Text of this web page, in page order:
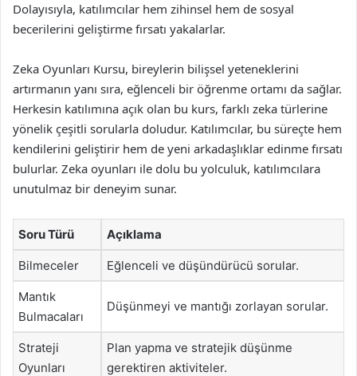
Dolayısıyla, katılımcılar hem zihinsel hem de sosyal
becerilerini geliştirme fırsatı yakalarlar.
Zeka Oyunları Kursu, bireylerin bilişsel yeteneklerini
artırmanın yanı sıra, eğlenceli bir öğrenme ortamı da sağlar.
Herkesin katılımına açık olan bu kurs, farklı zeka türlerine
yönelik çeşitli sorularla doludur. Katılımcılar, bu süreçte hem
kendilerini geliştirir hem de yeni arkadaşlıklar edinme fırsatı
bulurlar. Zeka oyunları ile dolu bu yolculuk, katılımcılara
unutulmaz bir deneyim sunar.
Soru Türü Açıklama
Bilmeceler Eğlenceli ve düşündürücü sorular.
Mantık
Bulmacaları
Düşünmeyi ve mantığı zorlayan sorular.
Strateji
Oyunları
Plan yapma ve stratejik düşünme
gerektiren aktiviteler.